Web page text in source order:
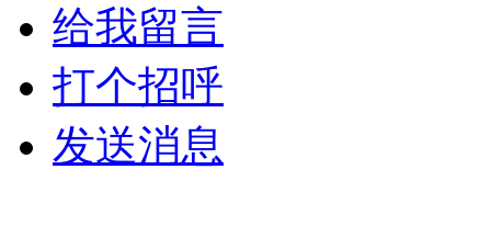
给我留言
打个招呼
发送消息